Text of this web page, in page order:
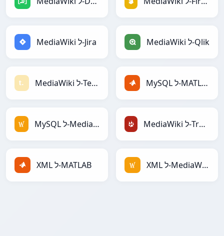
MediaWiki ל-Jira MediaWiki ל-Qlik
MediaWiki ל-Textile MySQL ל-MATLAB
MySQL ל-MediaWiki MediaWiki ל-TracWiki
XML ל-MATLAB XML ל-MediaWiki